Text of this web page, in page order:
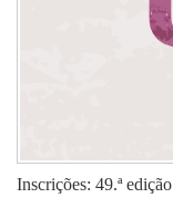
Inscrições: 49.ª